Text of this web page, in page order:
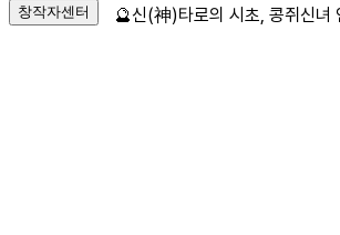
창작자센터 🔮신(神)타로의 시초, 콩쥐신녀